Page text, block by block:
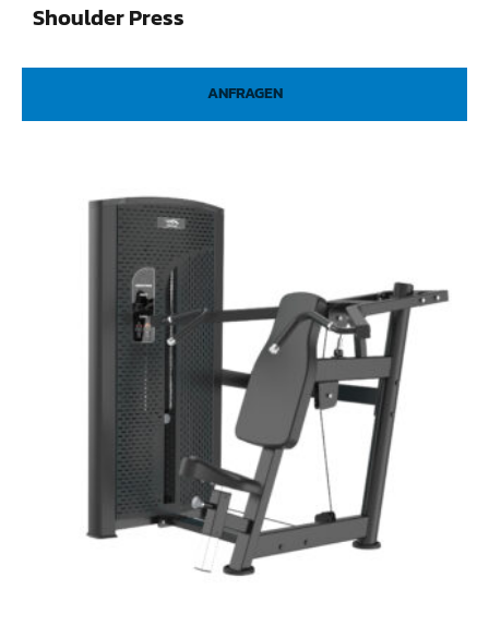
Shoulder Press
ANFRAGEN